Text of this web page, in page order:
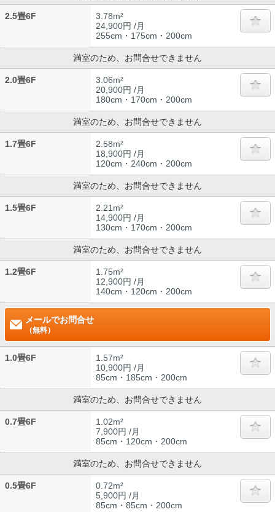
2.5畳6F
3.78m²
24,900円 /月
255cm・175cm・200cm
満室のため、お問合せできません
2.0畳6F
3.06m²
20,900円 /月
180cm・170cm・200cm
満室のため、お問合せできません
1.7畳6F
2.58m²
18,900円 /月
120cm・240cm・200cm
満室のため、お問合せできません
1.5畳6F
2.21m²
14,900円 /月
130cm・170cm・200cm
満室のため、お問合せできません
1.2畳6F
1.75m²
12,900円 /月
140cm・120cm・200cm
メールでお問合せ
（無料）
1.0畳6F
1.57m²
10,900円 /月
85cm・185cm・200cm
満室のため、お問合せできません
0.7畳6F
1.02m²
7,900円 /月
85cm・120cm・200cm
満室のため、お問合せできません
0.5畳6F
0.72m²
5,900円 /月
85cm・85cm・200cm